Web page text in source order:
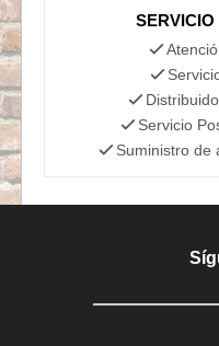
Servicio
Suministro de